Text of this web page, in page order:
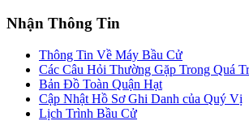
Nhận Thông Tin
Thông Tin Về Máy Bầu Cử
Các Câu Hỏi Thường Gặp Trong Quá
Bản Đồ Toàn Quận Hạt
Cập Nhật Hồ Sơ Ghi Danh của Quý Vị
Lịch Trình Bầu Cử